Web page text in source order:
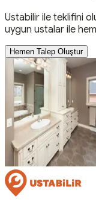
Ustabilir ile teklifini
uygun ustalar ile
Hemen Talep Oluştur